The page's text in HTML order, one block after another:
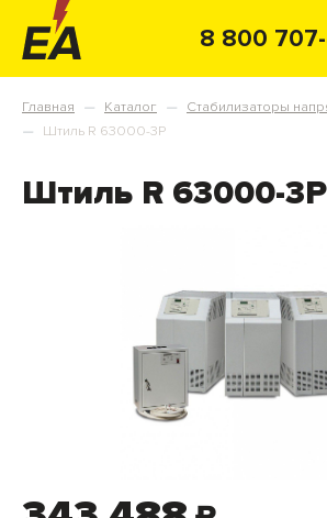
8 800
Главная — Каталог — Стабилизаторы
— Штиль R 63000-3P
Штиль R 63000-3P